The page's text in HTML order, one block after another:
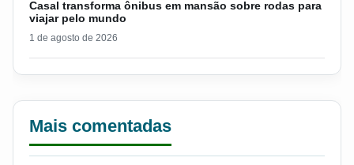
Casal transforma ônibus em mansão sobre rodas para
viajar pelo mundo
1 de agosto de 2026
Mais comentadas